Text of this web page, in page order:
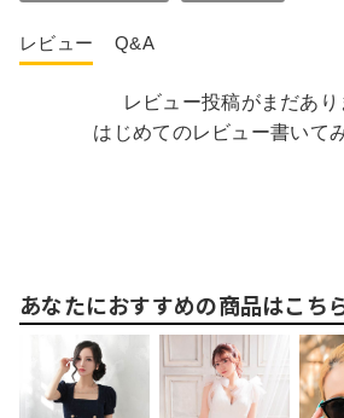
レビュー Q&A
レビュー投稿がまだあり
はじめてのレビュー書いて
あなたにおすすめの商品はこち